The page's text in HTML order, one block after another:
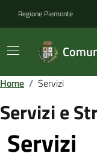
Regione Piemonte
Home / Servizi
Servizi e
Servizi